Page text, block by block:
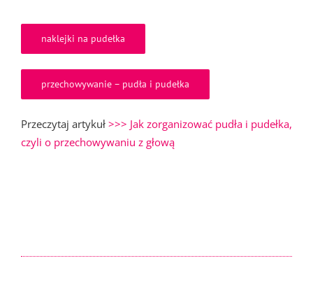
naklejki na pudełka
przechowywanie – pudła i pudełka
Przeczytaj artykuł >>> Jak zorganizować pudła i pudełka,
czyli o przechowywaniu z głową